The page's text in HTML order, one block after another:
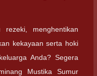
menghentikan
kekayaan serta hoki
Anda? Segera
Mustika Sumur